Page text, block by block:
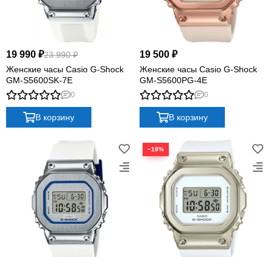
19 990 ₽23 990 ₽
Женские часы Casio G-Shock
GM-S5600SK-7E
0
В корзину
19 500 ₽
Женские часы Casio G-Shock
GM-S5600PG-4E
0
В корзину
−18%